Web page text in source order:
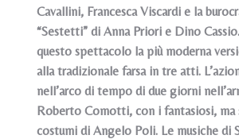
Cavallini, Francesca Viscardi e la
“Sestetti” di Anna Priori e Dino
questo spettacolo la più moderna
alla tradizionale farsa in tre atti.
nell’arco di tempo di due giorni
Roberto Comotti, con i fantasiosi, ma
costumi di Angelo Poli. Le musiche di